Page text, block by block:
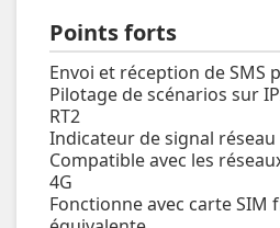
Points forts
Envoi et réception de SMS
Pilotage de scénarios sur
RT2
Indicateur de signal
Compatible avec les
4G
Fonctionne avec carte SIM